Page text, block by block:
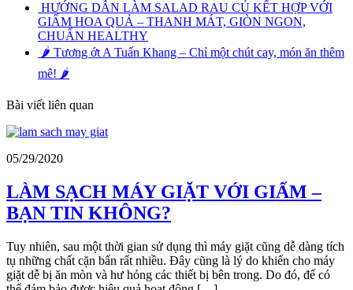
HƯỚNG DẪN LÀM SALAD RAU CỦ KẾT HỢP VỚI
GIẤM HOA QUẢ – THANH MÁT, GIÒN NGON,
CHUẨN HEALTHY
🌶️ Tương ớt A Tuấn Khang – Chỉ một chút cay, món ăn thêm
mê! 🌶️
Bài viết liên quan
05/29/2020
LÀM SẠCH MÁY GIẶT VỚI GIẤM –
BẠN TIN KHÔNG?
Tuy nhiên, sau một thời gian sử dụng thì máy giặt cũng dễ dàng tích
tụ những chất cặn bẩn rất nhiều. Đây cũng là lý do khiến cho máy
giặt dễ bị ăn mòn và hư hỏng các thiết bị bên trong. Do đó, để có